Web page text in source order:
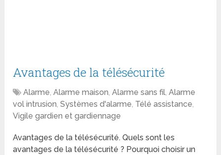
Avantages de la télésécurité
Alarme,Alarme maison,Alarme sans fil,Alarme
vol intrusion,Systèmes d'alarme, Télé assistance,
Vigile gardien et gardiennage
Avantages de la télésécurité. Quels sont les
avantages de la télésécurité ? Pourquoi choisir un